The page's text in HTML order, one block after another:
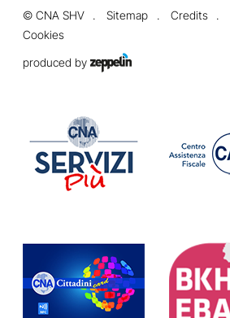
©CNA SHV Sitemap Credits
Cookies
produced by